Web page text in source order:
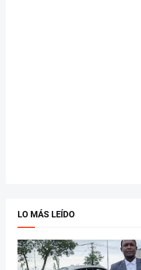
LO MÁS LEÍDO